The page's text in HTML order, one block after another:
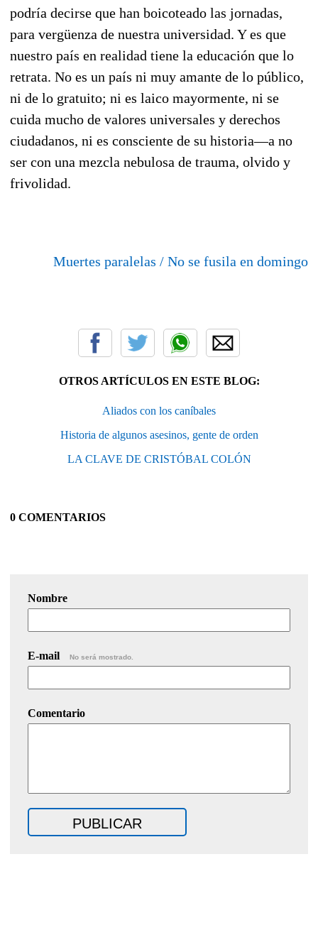
podría decirse que han boicoteado las jornadas,
para vergüenza de nuestra universidad. Y es que
nuestro país en realidad tiene la educación que lo
retrata. No es un país ni muy amante de lo público,
ni de lo gratuito; ni es laico mayormente, ni se
cuida mucho de valores universales y derechos
ciudadanos, ni es consciente de su historia—a no
ser con una mezcla nebulosa de trauma, olvido y
frivolidad.
Muertes paralelas / No se fusila en domingo
OTROS ARTÍCULOS EN ESTE BLOG:
Aliados con los caníbales
Historia de algunos asesinos, gente de orden
LA CLAVE DE CRISTÓBAL COLÓN
0 COMENTARIOS
Nombre
E-mail No será mostrado.
Comentario